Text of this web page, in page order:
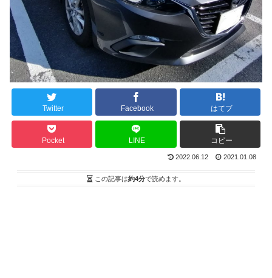
Twitter Facebook はてブ
Pocket LINE コピー
2022.06.12 2021.01.08
この記事は約4分で読めます。